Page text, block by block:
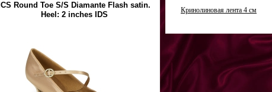
ICS Round Toe S/S Diamante Flash satin.
Heel: 2 inches IDS
Кринолиновая лента 4 см